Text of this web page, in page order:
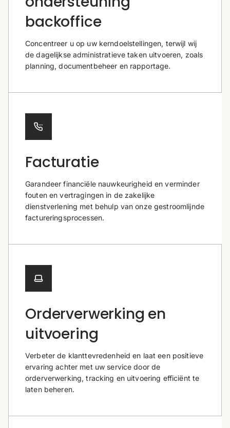
backoffice
Concentreer u op uw kerndoelstellingen, terwijl wij
de dagelijkse administratieve taken uitvoeren, zoals
planning, documentbeheer en rapportage.
Facturatie
Garandeer financiële nauwkeurigheid en verminder
fouten en vertragingen in de zakelijke
dienstverlening met behulp van onze gestroomlijnde
factureringsprocessen.
Orderverwerking en
uitvoering
Verbeter de klanttevredenheid en laat een positieve
ervaring achter met uw service door de
orderverwerking, tracking en uitvoering efficiënt te
laten beheren.